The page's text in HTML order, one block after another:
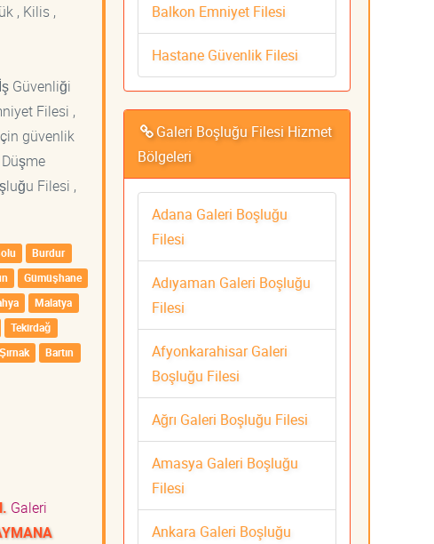
, Kilis ,
Güvenliği
Filesi ,
güvenlik
Filesi ,
Burdur
Gümüşhane
Malatya
Tekirdağ
Şırnak
Bartın
Galeri
Balkon Emniyet Filesi
Hastane Güvenlik Filesi
Galeri Boşluğu Filesi Hizmet
Bölgeleri
Adana Galeri Boşluğu
Filesi
Adıyaman Galeri Boşluğu
Filesi
Afyonkarahisar Galeri
Boşluğu Filesi
Ağrı Galeri Boşluğu Filesi
Amasya Galeri Boşluğu
Filesi
Ankara Galeri Boşluğu